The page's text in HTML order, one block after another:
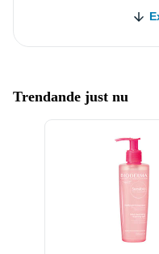
Trendande just nu